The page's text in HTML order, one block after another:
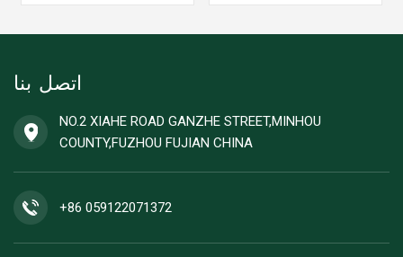
لحالات إمداد الطاقة المستمر
مجموعة واحدة.
اتصل بنا
NO.2 XIAHE ROAD GANZHE STREET,MINHOU
COUNTY,FUZHOU FUJIAN CHINA
+86 059122071372